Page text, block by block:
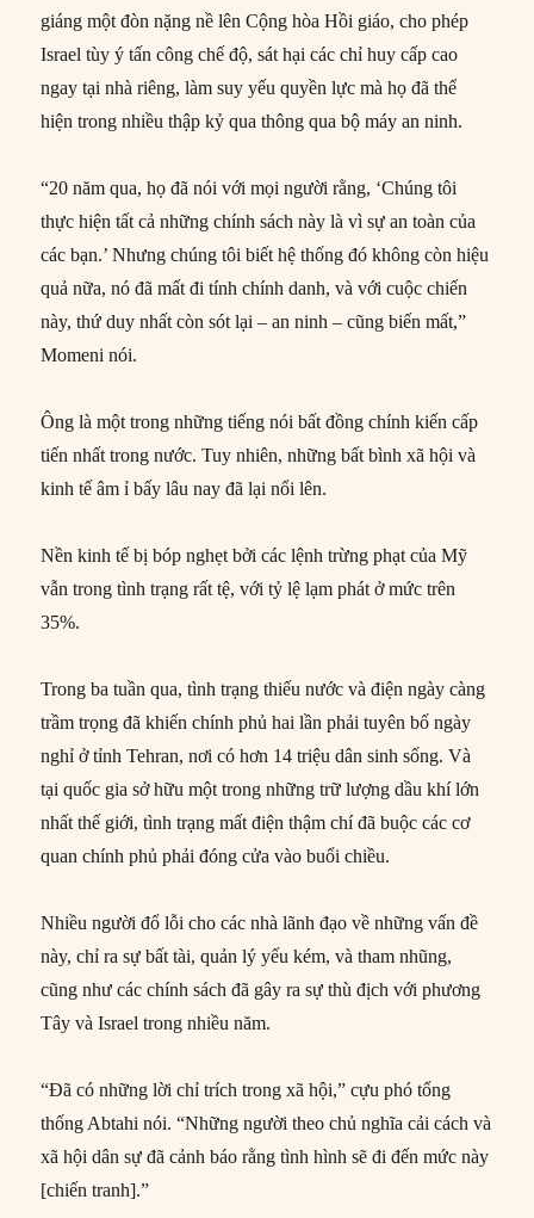
giáng một đòn nặng nề lên Cộng hòa Hồi giáo, cho phép
Israel tùy ý tấn công chế độ, sát hại các chỉ huy cấp cao
ngay tại nhà riêng, làm suy yếu quyền lực mà họ đã thể
hiện trong nhiều thập kỷ qua thông qua bộ máy an ninh.
“20 năm qua, họ đã nói với mọi người rằng, ‘Chúng tôi
thực hiện tất cả những chính sách này là vì sự an toàn của
các bạn.’ Nhưng chúng tôi biết hệ thống đó không còn hiệu
quả nữa, nó đã mất đi tính chính danh, và với cuộc chiến
này, thứ duy nhất còn sót lại – an ninh – cũng biến mất,”
Momeni nói.
Ông là một trong những tiếng nói bất đồng chính kiến cấp
tiến nhất trong nước. Tuy nhiên, những bất bình xã hội và
kinh tế âm ỉ bấy lâu nay đã lại nổi lên.
Nền kinh tế bị bóp nghẹt bởi các lệnh trừng phạt của Mỹ
vẫn trong tình trạng rất tệ, với tỷ lệ lạm phát ở mức trên
35%.
Trong ba tuần qua, tình trạng thiếu nước và điện ngày càng
trầm trọng đã khiến chính phủ hai lần phải tuyên bố ngày
nghỉ ở tỉnh Tehran, nơi có hơn 14 triệu dân sinh sống. Và
tại quốc gia sở hữu một trong những trữ lượng dầu khí lớn
nhất thế giới, tình trạng mất điện thậm chí đã buộc các cơ
quan chính phủ phải đóng cửa vào buổi chiều.
Nhiều người đổ lỗi cho các nhà lãnh đạo về những vấn đề
này, chỉ ra sự bất tài, quản lý yếu kém, và tham nhũng,
cũng như các chính sách đã gây ra sự thù địch với phương
Tây và Israel trong nhiều năm.
“Đã có những lời chỉ trích trong xã hội,” cựu phó tổng
thống Abtahi nói. “Những người theo chủ nghĩa cải cách và
xã hội dân sự đã cảnh báo rằng tình hình sẽ đi đến mức này
[chiến tranh].”